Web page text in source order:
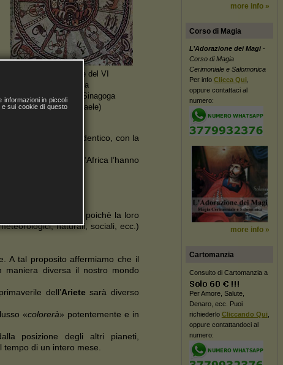
more info »
Corso di Magia
L’Adorazione dei Magi-
Corso di Magia
Cerimoniale e Salomonica
Per info Clicca Qui
oppure contattaci al
numero:
more info »
Cartomanzia
Consulto di Cartomanzia a
Per Amore, Salute,
Denaro, ecc. Puoi
richiederlo Cliccando Qui
oppure contattandoci al
numero:
Mosaico pavimentale del VI
secolo che raffigura la
ruota dello zodiaco (Sinagoga
Greco/Bizantina - Israele)
essenzialmente identico, con la
è (taluni) dell’Africa l’hanno
) poichè la loro
naturali, sociali, ecc.)
A tal proposito affermiamo che il
maniera diversa il nostro mondo
dell’Arietesarà diverso
«colorerà» potentemente e in
posizione degli altri pianeti,
tempo di un intero mese.
informazioni in piccoli
e sui cookie di questo